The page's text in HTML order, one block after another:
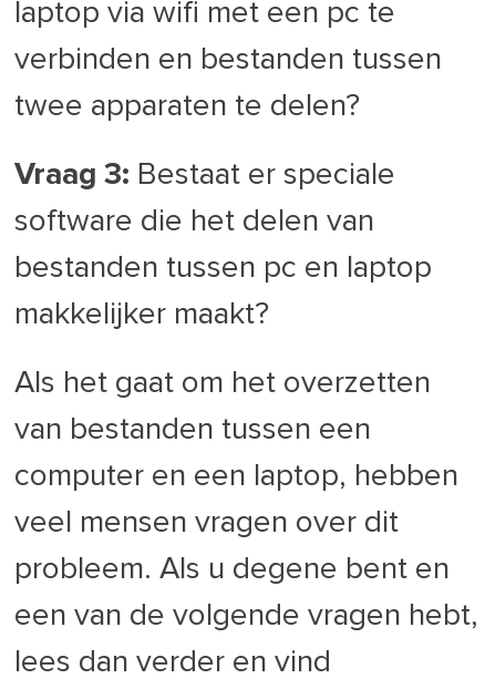
laptop via wifi met een pc te
verbinden en bestanden tussen
twee apparaten te delen?
Vraag 3: Bestaat er speciale
software die het delen van
bestanden tussen pc en laptop
makkelijker maakt?
Als het gaat om het overzetten
van bestanden tussen een
computer en een laptop, hebben
veel mensen vragen over dit
probleem. Als u degene bent en
een van de volgende vragen hebt,
lees dan verder en vind